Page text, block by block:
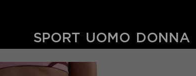
SPORT UOMO DONNA